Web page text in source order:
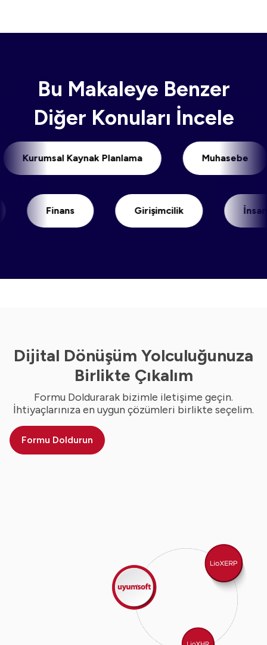
Bu Makaleye Benzer
Diğer Konuları İncele
Kurumsal Kaynak Planlama
Finans Girişimcilik İnsan
Dijital Dönüşüm Yolculuğunuza
Birlikte Çıkalım
Formu Doldurarak bizimle iletişime geçin.
İhtiyaçlarınıza en uygun çözümleri birlikte seçelim.
Formu Doldurun